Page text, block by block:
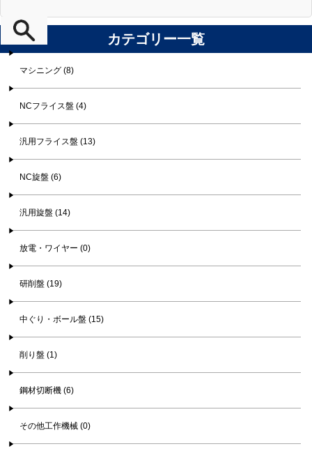
カテゴリー一覧
マシニング (8)
NCフライス盤 (4)
汎用フライス盤 (13)
NC旋盤 (6)
汎用旋盤 (14)
放電・ワイヤー (0)
研削盤 (19)
中ぐり・ボール盤 (15)
削り盤 (1)
鋼材切断機 (6)
その他工作機械 (0)